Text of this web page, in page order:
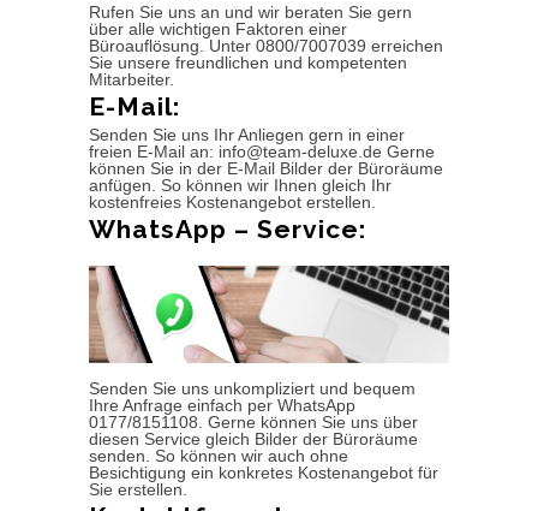
Rufen Sie uns an und wir beraten Sie gern
über alle wichtigen Faktoren einer
Büroauflösung. Unter 0800/7007039 erreichen
Sie unsere freundlichen und kompetenten
Mitarbeiter.
E-Mail:
Senden Sie uns Ihr Anliegen gern in einer
freien E-Mail an: info@team-deluxe.de Gerne
können Sie in der E-Mail Bilder der Büroräume
anfügen. So können wir Ihnen gleich Ihr
kostenfreies Kostenangebot erstellen.
WhatsApp – Service:
Senden Sie uns unkompliziert und bequem
Ihre Anfrage einfach per WhatsApp
0177/8151108. Gerne können Sie uns über
diesen Service gleich Bilder der Büroräume
senden. So können wir auch ohne
Besichtigung ein konkretes Kostenangebot für
Sie erstellen.